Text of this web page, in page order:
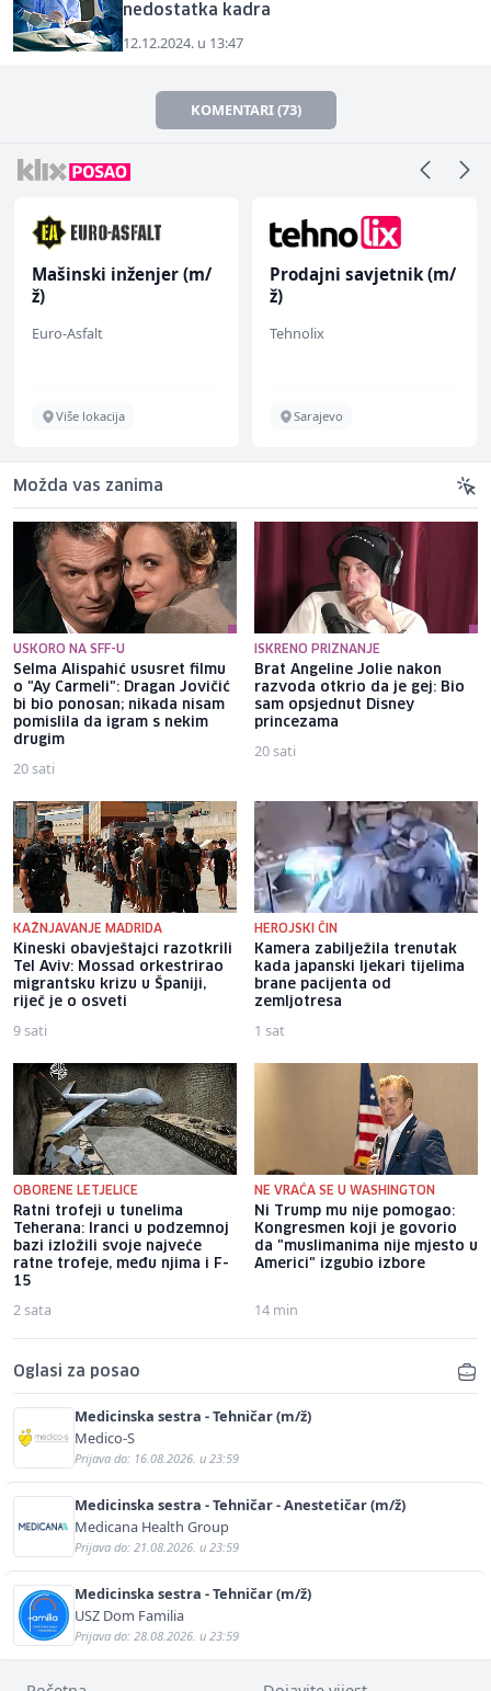
nedostatka kadra
12.12.2024. u 13:47
KOMENTARI (73)
Mašinski inženjer (m/
ž)
Euro-Asfalt
Više lokacija
Prodajni savjetnik (m/
ž)
Tehnolix
Sarajevo
Možda vas zanima
USKORO NA SFF-U
Selma Alispahić ususret filmu
o "Ay Carmeli": Dragan Jovičić
bi bio ponosan; nikada nisam
pomislila da igram s nekim
drugim
20 sati
ISKRENO PRIZNANJE
Brat Angeline Jolie nakon
razvoda otkrio da je gej: Bio
sam opsjednut Disney
princezama
20 sati
KAŽNJAVANJE MADRIDA
Kineski obavještajci razotkrili
Tel Aviv: Mossad orkestrirao
migrantsku krizu u Španiji,
riječ je o osveti
9 sati
HEROJSKI ČIN
Kamera zabilježila trenutak
kada japanski ljekari tijelima
brane pacijenta od
zemljotresa
1 sat
OBORENE LETJELICE
Ratni trofeji u tunelima
Teherana: Iranci u podzemnoj
bazi izložili svoje najveće
ratne trofeje, među njima i F-
15
2 sata
NE VRAĆA SE U WASHINGTON
Ni Trump mu nije pomogao:
Kongresmen koji je govorio
da "muslimanima nije mjesto u
Americi" izgubio izbore
14 min
Oglasi za posao
Medicinska sestra - Tehničar (m/ž)
Medico-S
Prijava do: 16.08.2026. u 23:59
Medicinska sestra - Tehničar - Anestetičar (m/ž)
Medicana Health Group
Prijava do: 21.08.2026. u 23:59
Medicinska sestra - Tehničar (m/ž)
USZ Dom Familia
Prijava do: 28.08.2026. u 23:59